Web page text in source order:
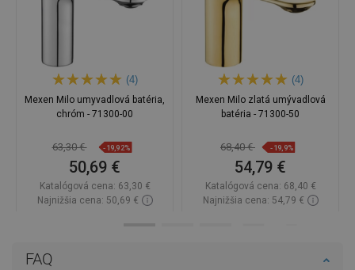
FAQ
(4)
Mexen Milo umyvadlová batéria,
chróm - 71300-00
63,30 € -19,92%
50,69 €
Katalógová cena: 63,30 €
Najnižšia cena: 50,69 €
(4)
Mexen Milo zlatá umývadlová
batéria - 71300-50
68,40 € -19,9%
54,79 €
Katalógová cena: 68,40 €
Najnižšia cena: 54,79 €